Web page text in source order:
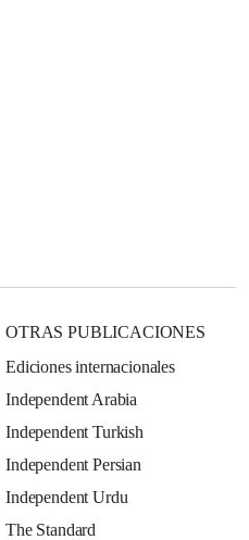
OTRAS PUBLICACIONES
Ediciones internacionales
Independent Arabia
Independent Turkish
Independent Persian
Independent Urdu
The Standard